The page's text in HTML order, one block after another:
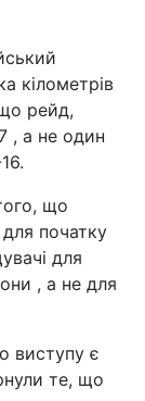
кілометрів
що рейд,
, а не один
що
для початку
для
, а не для
виступу є
те, що